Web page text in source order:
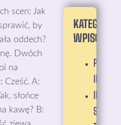
scen: Jak
by
oddech?
Dwóch
na
Cześć. A:
słońce
kawę? B:
KATEGORIE
WPISÓW: